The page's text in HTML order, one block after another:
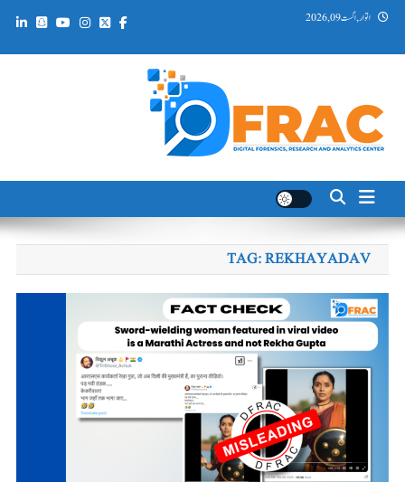
Skip اتوار, اگست 09, 2026
DFRAC_ORG
TAG:REKHAYADAV